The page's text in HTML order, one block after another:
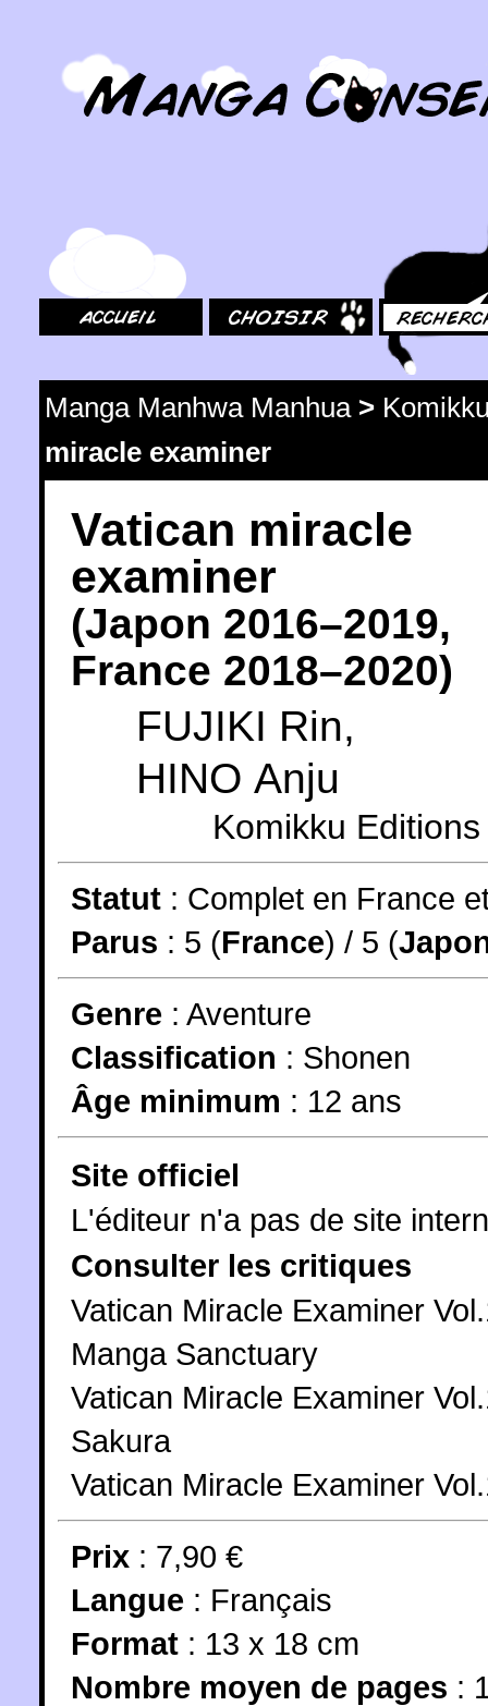
Manga Manhwa Manhua>
miracle examiner
Vatican miracle
examiner
(Japon 2016–2019,
France 2018–2020)
FUJIKI Rin,
HINO Anju
Komikku Editions
Statut : Complet en France
Parus : 5 (France) / 5 (
Genre : Aventure
Classification : Shonen
Âge minimum : 12 ans
Site officiel
L'éditeur n'a pas de site
Consulter les critiques
Vatican Miracle Examiner
Manga Sanctuary
Vatican Miracle Examiner
Sakura
Vatican Miracle Examiner
Prix : 7,90 €
Langue : Français
Format : 13 x 18 cm
Nombre moyen de pages :